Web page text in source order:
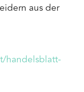
aus der
handelsblatt-